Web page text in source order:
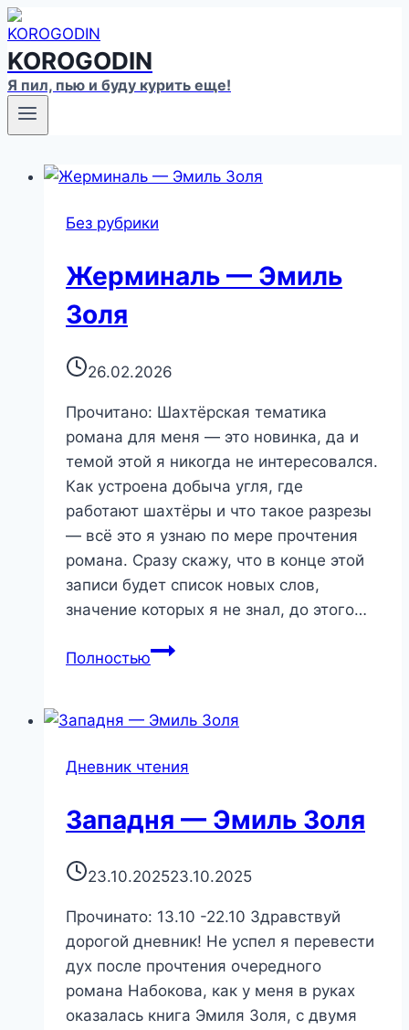
Перейти
к
содержимому
KOROGODIN
Я пил, пью и буду курить еще!
Без рубрики
Жерминаль — Эмиль
Золя
26.02.2026
Прочитано: Шахтёрская тематика
романа для меня — это новинка, да и
темой этой я никогда не интересовался.
Как устроена добыча угля, где
работают шахтёры и что такое разрезы
— всё это я узнаю по мере прочтения
романа. Сразу скажу, что в конце этой
записи будет список новых слов,
значение которых я не знал, до этого…
ПолностьюЖерминаль
Золя
Дневник чтения
Западня — Эмиль Золя
23.10.202523.10.2025
Прочинато: 13.10 -22.10 Здравствуй
дорогой дневник! Не успел я перевести
дух после прочтения очередного
романа Набокова, как у меня в руках
оказалась книга Эмиля Золя, с двумя